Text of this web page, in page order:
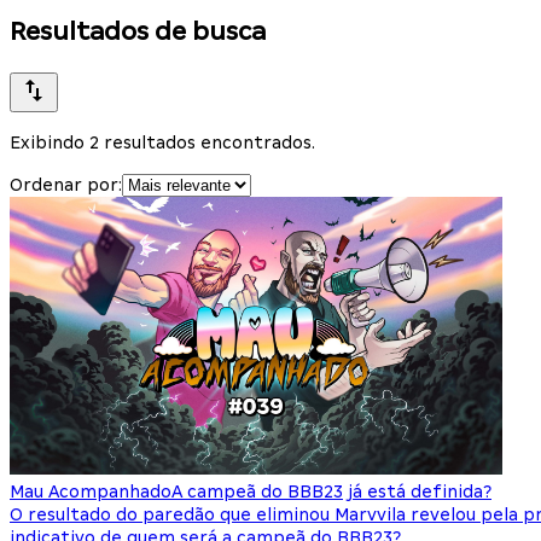
Resultados de busca
Exibindo 2 resultados encontrados.
Ordenar por:
Mau AcompanhadoA campeã do BBB23 já está definida?
O resultado do paredão que eliminou Marvvila revelou pela